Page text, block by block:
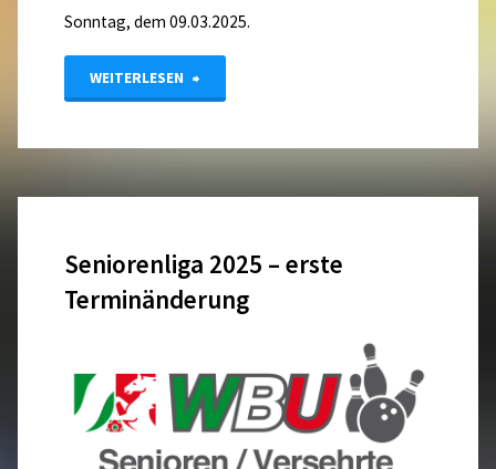
Sonntag, dem 09.03.2025.
WEITERLESEN "LM
Meldeliste
&
Seniorenliga 2025 – erste
Terminänderung